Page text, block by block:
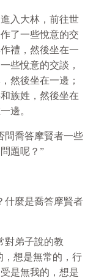
入大林，前往世
了一些悅意的交
禮，然後坐在一
些悅意的交談，
然後坐在一邊；
族姓，然後坐在
邊。
喬答摩賢者一些
題呢？”
麼是喬答摩賢者
弟子說的教
，想是無常的，行
是無我的，想是